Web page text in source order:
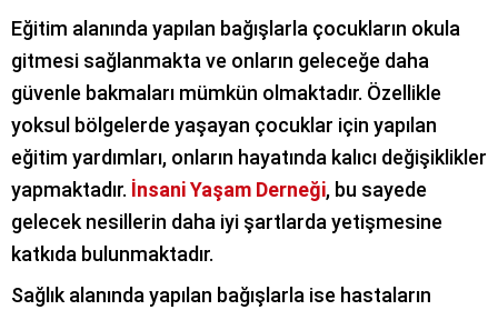
Eğitim alanında yapılan bağışlarla çocukların okula
gitmesi sağlanmakta ve onların geleceğe daha
güvenle bakmaları mümkün olmaktadır. Özellikle
yoksul bölgelerde yaşayan çocuklar için yapılan
eğitim yardımları, onların hayatında kalıcı değişiklikler
yapmaktadır. İnsani Yaşam Derneği, bu sayede
gelecek nesillerin daha iyi şartlarda yetişmesine
katkıda bulunmaktadır.
Sağlık alanında yapılan bağışlarla ise hastaların